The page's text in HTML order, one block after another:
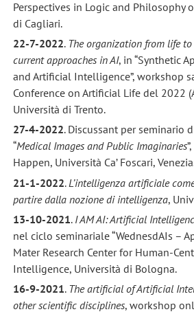
Perspectives in Logic and Philosophy
di Cagliari.
22-7-2022. The organization from life
current approaches in AI, in “Synthetic
and Artificial Intelligence”, workshop
Conference on Artificial Life del 2022
Università di Trento.
27-4-2022. Discussant per seminario
“Medical Images and Public Imaginaries
Happen, Università Ca’ Foscari,
21-1-2022. L’intelligenza artificiale
partire dalla nozione di intelligenza,
13-10-2021. I AM AI: Artificial
nel ciclo seminariale “WednesdAIs –
Mater Research Center for Human-
Intelligence, Università di Bologna.
16-9-2021. The artificial of Artificial
other scientific disciplines, workshop